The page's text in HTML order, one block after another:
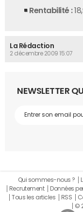
Rentabilité :
La Rédaction
2 décembre 2009 15:07
NEWSLETTER
Qui sommes-nous ?
Recrutement
Données
Tous les articles
RSS
©